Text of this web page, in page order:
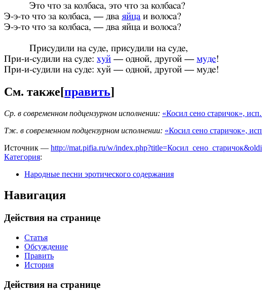
Это что за колбаса, это что за колбаса?
Э-э-то что за колбаса, — два яйца и волоса?
Э-э-то что за колбаса, — два яйца и волоса?
Присудили на суде, присудили на суде,
При-и-судили на суде: хуй — одной, другой — муде!
При-и-судили на суде: хуй — одной, другой — муде!
См. также[править]
Ср. в современном подцензурном исполнении: «Косил сено старичок»,
Тж. в современном подцензурном исполнении: «Косил сено старичок»,
Источник — http://mat.pifia.ru/w/
Категория:
Народные песни эротического содержания
Навигация
Действия на странице
Статья
Обсуждение
Править
История
Действия на странице